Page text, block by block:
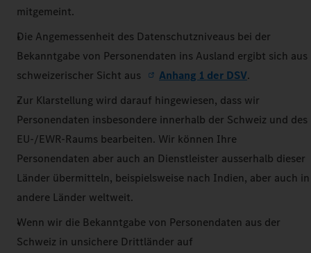
mitgemeint.
Die Angemessenheit des Datenschutzniveaus bei der
Bekanntgabe von Personendaten ins Ausland ergibt sich aus
schweizerischer Sicht aus
Anhang 1 der DSV.
Zur Klarstellung wird darauf hingewiesen, dass wir
Personendaten insbesondere innerhalb der Schweiz und des
EU-/EWR-Raums bearbeiten. Wir können Ihre
Personendaten aber auch an Dienstleister ausserhalb dieser
Länder übermitteln, beispielsweise nach Indien, aber auch in
andere Länder weltweit.
Wenn wir die Bekanntgabe von Personendaten aus der
Schweiz in unsichere Drittländer auf